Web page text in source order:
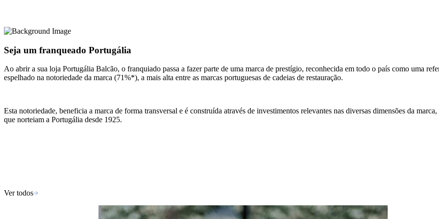
Seja um franqueado Portugália
Ao abrir a sua loja Portugália Balcão, o franquiado passa a fazer parte de uma marca de prestígio, reconhecida em todo o país como uma
espelhado na notoriedade da marca (71%*), a mais alta entre as marcas portuguesas de cadeias de restauração.
Esta notoriedade, beneficia a marca de forma transversal e é construída através de investimentos relevantes nas diversas dimensões da
que norteiam a Portugália desde 1925.
Ver todos